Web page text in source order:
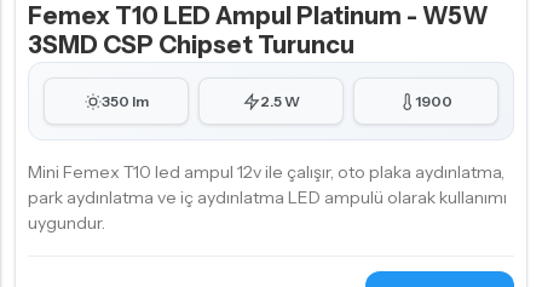
Femex T10 LED Ampul Platinum - W5W
3SMD CSP Chipset Turuncu
350 lm 2.5 W 1900
Mini Femex T10 led ampul 12v ile çalışır, oto plaka aydınlatma,
park aydınlatma ve iç aydınlatma LED ampulü olarak kullanımı
uygundur.